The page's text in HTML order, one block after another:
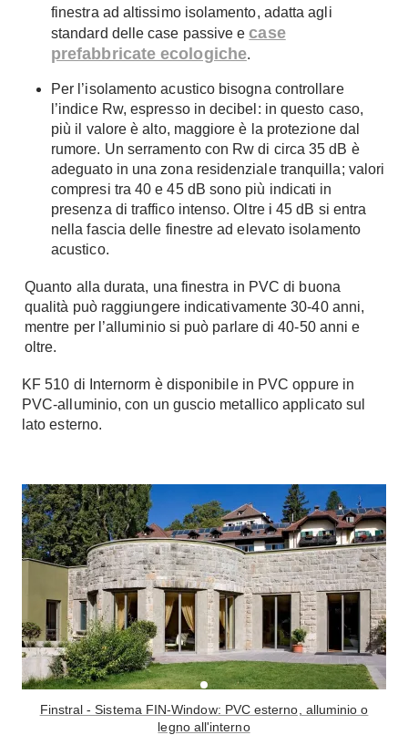
finestra ad altissimo isolamento, adatta agli
standard delle case passive ecase
prefabbricate ecologiche.
Per l’isolamento acustico bisogna controllare
l’indice Rw, espresso in decibel: in questo caso,
più il valore è alto, maggiore è la protezione dal
rumore. Un serramento con Rw di circa 35 dB è
adeguato in una zona residenziale tranquilla; valori
compresi tra 40 e 45 dB sono più indicati in
presenza di traffico intenso. Oltre i 45 dB si entra
nella fascia delle finestre ad elevato isolamento
acustico.
Quanto alla durata, una finestra in PVC di buona
qualità può raggiungere indicativamente 30-40 anni,
mentre per l’alluminio si può parlare di 40-50 anni e
oltre.
KF 510 di Internorm è disponibile in PVC oppure in
PVC-alluminio, con un guscio metallico applicato sul
lato esterno.
Finstral - Sistema FIN-Window: PVC esterno, alluminio o
legno all'interno